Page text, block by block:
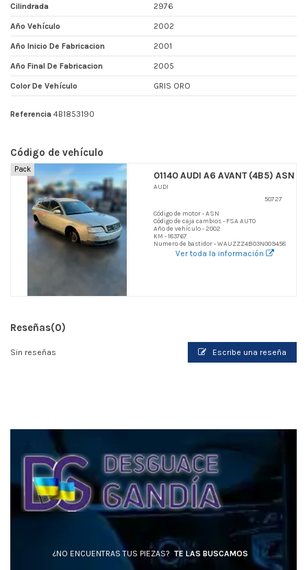
Cilindrada 2976
Año Vehículo 2002
Año Inicio De Fabricacion 2001
Año Final De Fabricacion 2005
Color De Vehículo GRIS ORO
Referencia 4B1853190
Código de vehículo
Pack
01140 AUDI A6 AVANT (4B5) ASN
AUDI
50727
Código de motor - ASN
Código de caja cambios - FSA AUTO
Año de vehículo - 2002
KM - 183767
Numero de bastidor - WAUZZZ4B03N009458
Ver toda la información
Reseñas(0)
Sin reseñas Escribe una reseña
¿NO ENCUENTRAS TUS PIEZAS? TE LAS BUSCAMOS